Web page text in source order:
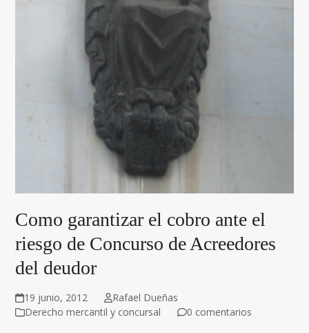
Como garantizar el cobro ante el
riesgo de Concurso de Acreedores
del deudor
19 junio, 2012
Rafael Dueñas
Derecho mercantil y concursal
0 comentarios